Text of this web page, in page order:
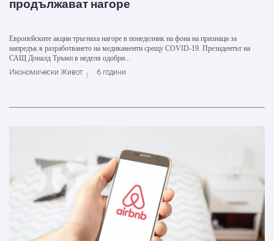
продължават нагоре
Европейските акции тръгнаха нагоре в понеделник на фона на признаци за
напредък в разработването на медикаменти срещу COVID-19. Президентът на
САЩ Доналд Тръмп в неделя одобри...
Икономически Живот
6 години